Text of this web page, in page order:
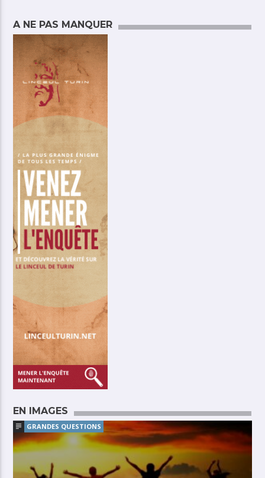
A NE PAS MANQUER
EN IMAGES
GRANDES QUESTIONS